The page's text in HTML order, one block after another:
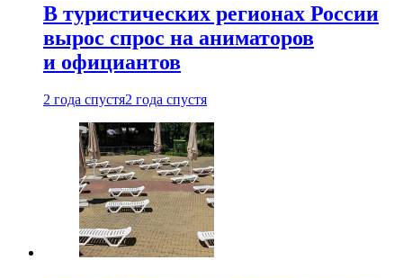
В туристических регионах России
вырос спрос на аниматоров
и официантов
2 года спустя2 года спустя